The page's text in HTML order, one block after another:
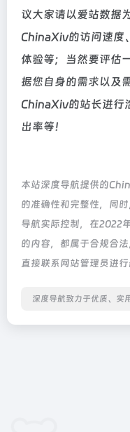
议大家请以爱站数据
ChinaXiv的访问速度
体验等；当然要评估
据您自身的需求以及
ChinaXiv的站长进行
出率等！
本站深度导航提供的
的准确性和完整性，同
导航实际控制，在2022
的内容，都属于合规合
直接联系网站管理员进
深度导航致力于优质、实